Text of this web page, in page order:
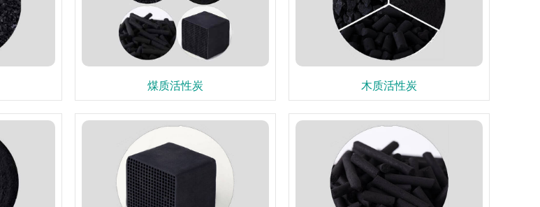
煤质活性炭 木质活性炭